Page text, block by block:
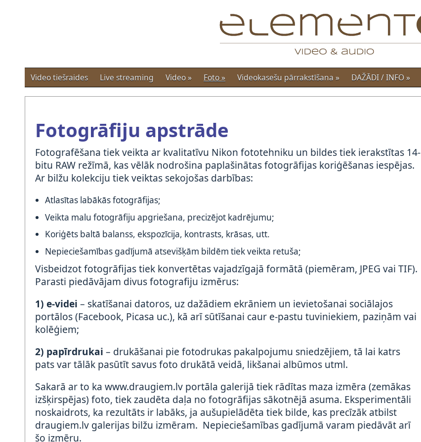
Video tiešraides Live streaming Video» Foto» Videokasešu pārrakstīšana » DAŽĀDI / INFO»
Fotogrāfiju apstrāde
Fotografēšana tiek veikta ar kvalitatīvu Nikon fototehniku un bildes tiek ierakstītas 14-
bitu RAW režīmā, kas vēlāk nodrošina paplašinātas fotogrāfijas koriģēšanas iespējas.
Ar bilžu kolekciju tiek veiktas sekojošas darbības:
Atlasītas labākās fotogrāfijas;
Veikta malu fotogrāfiju apgriešana, precizējot kadrējumu;
Koriģēts baltā balanss, ekspozīcija, kontrasts, krāsas, utt.
Nepieciešamības gadījumā atsevišķām bildēm tiek veikta retuša;
Visbeidzot fotogrāfijas tiek konvertētas vajadzīgajā formātā (piemēram, JPEG vai TIF).
Parasti piedāvājam divus fotografiju izmērus:
1) e-videi – skatīšanai datoros, uz dažādiem ekrāniem un ievietošanai sociālajos
portālos (Facebook, Picasa uc.), kā arī sūtīšanai caur e-pastu tuviniekiem, paziņām vai
kolēģiem;
2) papīrdrukai – drukāšanai pie fotodrukas pakalpojumu sniedzējiem, tā lai katrs
pats var tālāk pasūtīt savus foto drukātā veidā, likšanai albūmos utml.
Sakarā ar to ka www.draugiem.lv portāla galerijā tiek rādītas maza izmēra (zemākas
izšķirspējas) foto, tiek zaudēta daļa no fotogrāfijas sākotnējā asuma. Eksperimentāli
noskaidrots, ka rezultāts ir labāks, ja aušupielādēta tiek bilde, kas precīzāk atbilst
draugiem.lv galerijas bilžu izmēram. Nepieciešamības gadījumā varam piedāvāt arī
šo izmēru.